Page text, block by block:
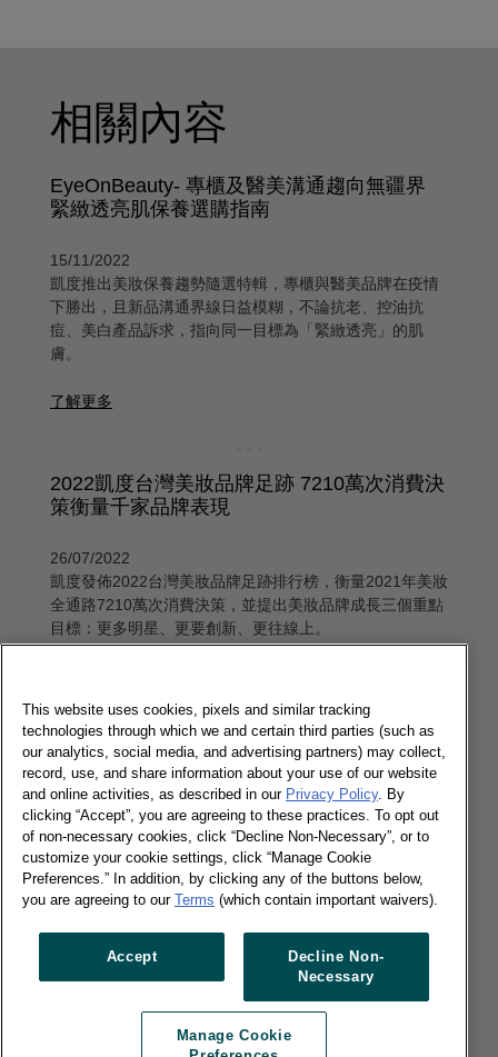
相關內容
EyeOnBeauty- 專櫃及醫美溝通趨向無疆界
緊緻透亮肌保養選購指南
15/11/2022
凱度推出美妝保養趨勢隨選特輯，專櫃與醫美品牌在疫情
下勝出，且新品溝通界線日益模糊，不論抗老、控油抗
痘、美白產品訴求，指向同一目標為「緊緻透亮」的肌
膚。
了解更多
2022凱度台灣美妝品牌足跡 7210萬次消費決
策衡量千家品牌表現
26/07/2022
凱度發佈2022台灣美妝品牌足跡排行榜，衡量2021年美妝
全通路7210萬次消費決策，並提出美妝品牌成長三個重點
目標：更多明星、更要創新、更往線上。
【2022亞洲/台灣美妝市場趨勢】通膨時代愛
美商機不減 小確幸心理創造美妝成長機會
17/10/2022
凱度舉辦《2022亞洲美妝趨勢研討會》，研究指出通膨時
代口紅效應推升美妝消費力，保養訴求更精緻有效，且便
利可攜的創新保養型態受到歡迎。
了解更多
This website uses cookies, pixels and similar tracking
technologies through which we and certain third parties (such as
our analytics, social media, and advertising partners) may collect,
record, use, and share information about your use of our website
and online activities, as described in our Privacy Policy. By
clicking “Accept”, you are agreeing to these practices. To opt out
of non-necessary cookies, click “Decline Non-Necessary”, or to
customize your cookie settings, click “Manage Cookie
Preferences.” In addition, by clicking any of the buttons below,
you are agreeing to our Terms (which contain important waivers).
Accept
Decline Non-
Necessary
Manage Cookie